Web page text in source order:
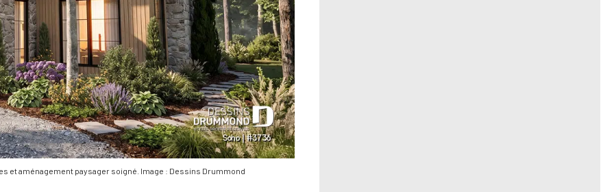
et aménagement paysager soigné. Image : Dessins Drummond